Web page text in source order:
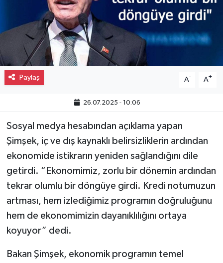
Paylaş A- A+
26.07.2025 - 10:06
Sosyal medya hesabından açıklama yapan
Şimşek, iç ve dış kaynaklı belirsizliklerin ardından
ekonomide istikrarın yeniden sağlandığını dile
getirdi. “Ekonomimiz, zorlu bir dönemin ardından
tekrar olumlu bir döngüye girdi. Kredi notumuzun
artması, hem izlediğimiz programın doğruluğunu
hem de ekonomimizin dayanıklılığını ortaya
koyuyor” dedi.
Bakan Şimşek, ekonomik programın temel